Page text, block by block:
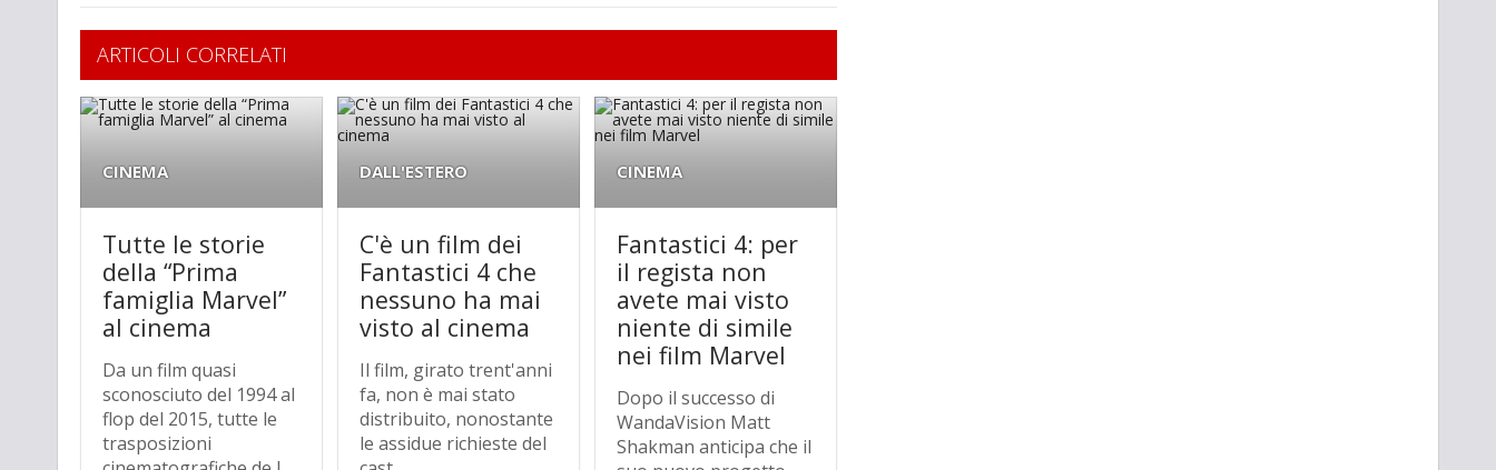
ARTICOLI CORRELATI
CINEMA
Tutte le storie
della “Prima
famiglia Marvel”
al cinema
Da un film quasi
sconosciuto del 1994 al
flop del 2015, tutte le
trasposizioni
DALL'ESTERO
C'è un film dei
Fantastici 4 che
nessuno ha mai
visto al cinema
Il film, girato trent'anni
fa, non è mai stato
distribuito, nonostante
le assidue richieste del
CINEMA
Fantastici 4: per
il regista non
avete mai visto
niente di simile
nei film Marvel
Dopo il successo di
WandaVision Matt
Shakman anticipa che il